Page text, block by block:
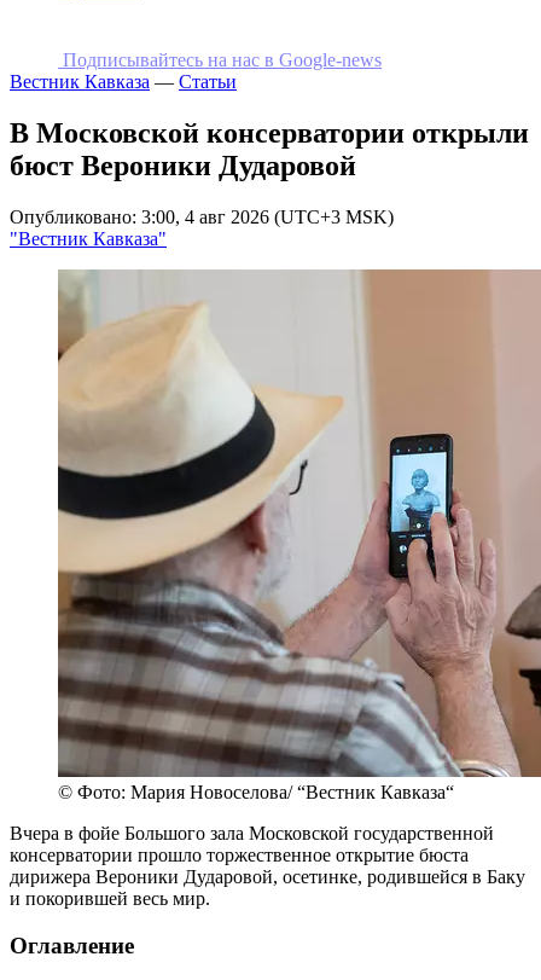
Подписывайтесь на наc в Google-news
Вестник Кавказа — Статьи
В Московской консерватории открыли
бюст Вероники Дударовой
Опубликовано: 3:00, 4 авг 2026 (UTC+3 MSK)
"Вестник Кавказа"
© Фото: Мария Новоселова/ “Вестник Кавказа“
Вчера в фойе Большого зала Московской государственной
консерватории прошло торжественное открытие бюста
дирижера Вероники Дударовой, осетинке, родившейся в Баку
и покорившей весь мир.
Оглавление